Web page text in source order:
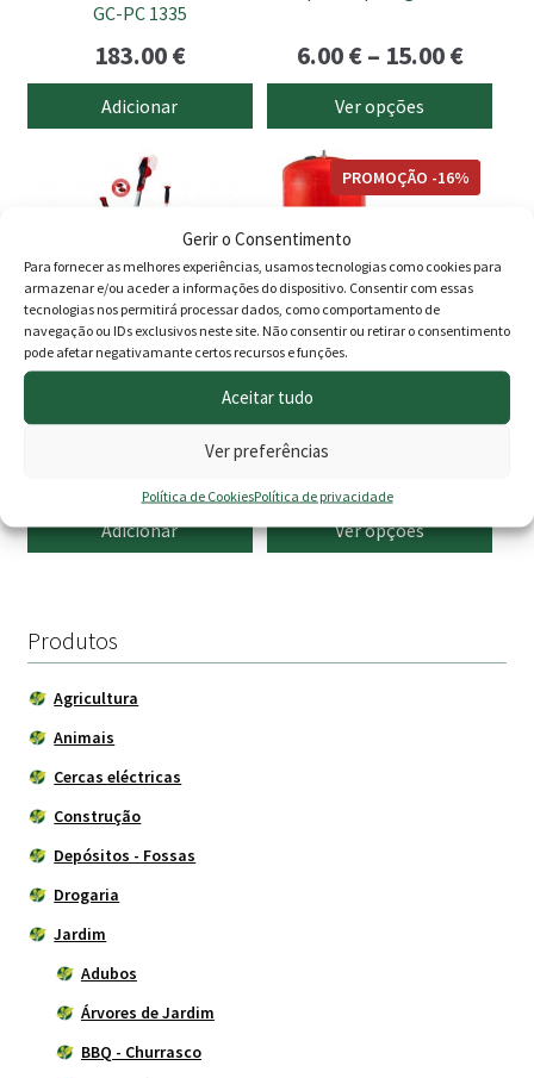
Gerir o Consentimento
Para fornecer as melhores experiências, usamos tecnologias como cookies para
armazenar e/ou aceder a informações do dispositivo. Consentir com essas
tecnologias nos permitirá processar dados, como comportamento de
navegação ou IDs exclusivos neste site. Não consentir ou retirar o consentimento
pode afetar negativamante certos recursos e funções.
Aceitar tudo
Ver preferências
Política de CookiesPolítica de privacidade
GC-PC 1335
183.00€
Adicionar
6.00€– 15.00€Price
6.00 €
Ver opções
chosen
page
Adicionar
PROMOÇÃO -16%
Ver opções
This
product
multiple
variants.
The
options
may
be
chosen
on
the
page
Produtos
Agricultura
Animais
Cercas eléctricas
Construção
Depósitos - Fossas
Drogaria
Jardim
Adubos
Árvores de Jardim
BBQ - Churrasco